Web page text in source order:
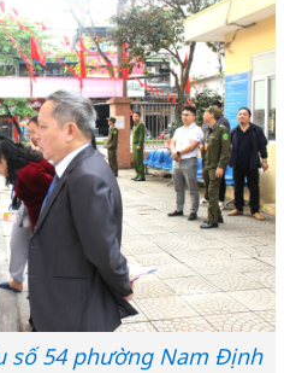
số 54 phường Nam Định